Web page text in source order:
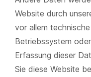
Website durch
vor allem
Betriebssystem
Erfassung dieser
Sie diese Website